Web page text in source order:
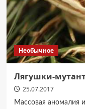
Необычное
Лягушки-
25.07.2017
Массовая аномалия